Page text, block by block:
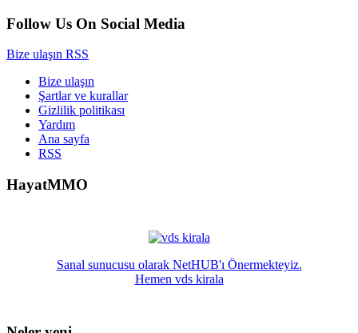
Follow Us On Social Media
Bize ulaşın RSS
Bize ulaşın
Şartlar ve kurallar
Gizlilik politikası
Yardım
Ana sayfa
RSS
HayatMMO
Sanal sunucusu olarak NetHUB'ı Önermekteyiz.
Hemen vds kirala